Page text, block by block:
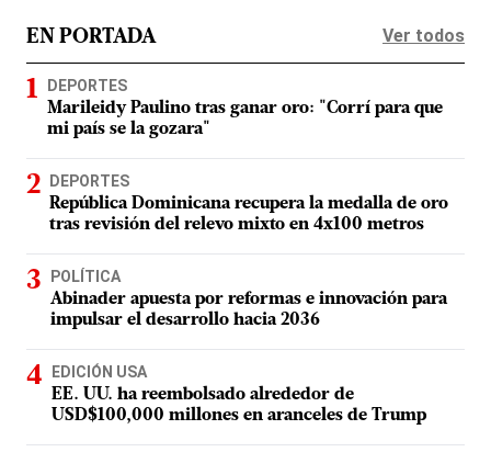
EN PORTADA Ver todos
DEPORTES
Marileidy Paulino tras ganar oro: "Corrí para que
mi país se la gozara"
DEPORTES
República Dominicana recupera la medalla de oro
tras revisión del relevo mixto en 4x100 metros
POLÍTICA
Abinader apuesta por reformas e innovación para
impulsar el desarrollo hacia 2036
EDICIÓN USA
EE. UU. ha reembolsado alrededor de
USD$100,000 millones en aranceles de Trump